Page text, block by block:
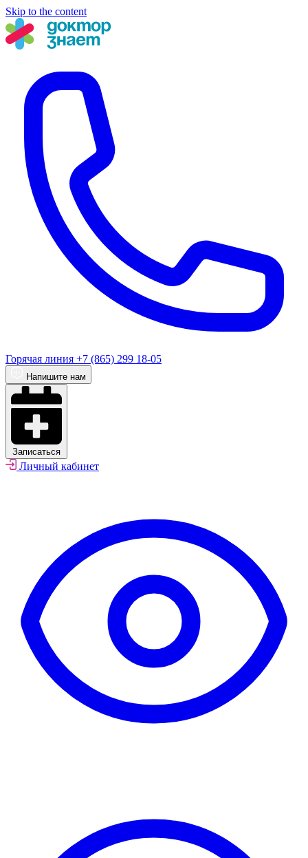
Skip to the content
Горячая линия +7 (865) 299 18-05
Напишите нам
Записаться
Личный кабинет